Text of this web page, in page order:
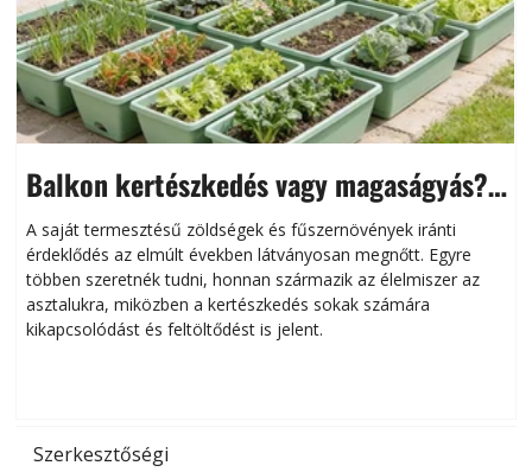
Balkon kertészkedés vagy magaságyás?
Helytakarékos kertészkedés
A saját termesztésű zöldségek és fűszernövények iránti
érdeklődés az elmúlt években látványosan megnőtt. Egyre
többen szeretnék tudni, honnan származik az élelmiszer az
asztalukra, miközben a kertészkedés sokak számára
kikapcsolódást és feltöltődést is jelent.
Szerkesztőségi